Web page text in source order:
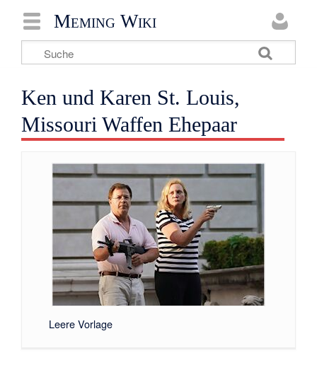
Meming Wiki
Ken und Karen St. Louis,
Missouri Waffen Ehepaar
Leere Vorlage